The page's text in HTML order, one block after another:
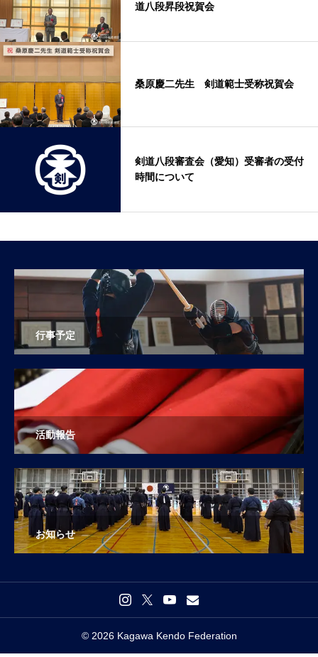
道八段昇段祝賀会
桑原慶二先生 剣道範士受称祝賀会
剣道八段審査会（愛知）受審者の受付
時間について
行事予定
活動報告
お知らせ
© 2026 Kagawa Kendo Federation